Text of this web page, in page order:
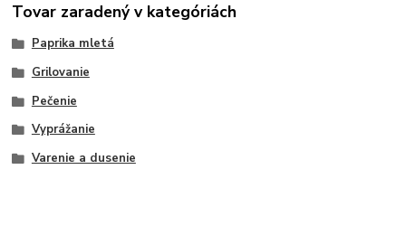
Tovar zaradený v kategóriách
Paprika mletá
Grilovanie
Pečenie
Vyprážanie
Varenie a dusenie